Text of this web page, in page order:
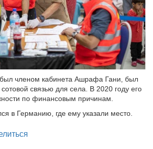
членом кабинета Ашрафа Гани, был
связью для села. В 2020 году его
по финансовым причинам.
в Германию, где ему указали место.